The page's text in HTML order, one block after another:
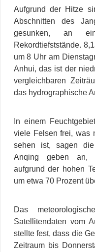
Aufgrund der Hitze
Abschnitten des
gesunken, an
Rekordtiefststände.
um 8 Uhr am
Anhui, das ist der
vergleichbaren
das hydrographische
In einem
viele Felsen frei, was
sehen ist, sagen
Anqing geben an,
aufgrund der hohen
um etwa 70 Prozent
Das
Satellitendaten vom
stellte fest, dass die
Zeitraum bis